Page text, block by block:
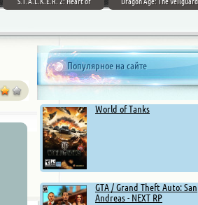
Популярное на сайте
World of Tanks
GTA / Grand Theft Auto: San
Andreas - NEXT RP